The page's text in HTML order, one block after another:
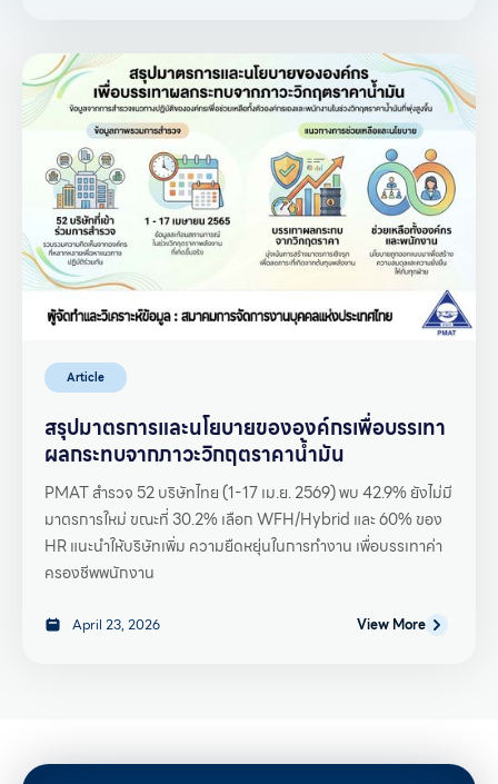
Article
สรุปมาตรการและนโยบายขององค์กรเพื่อบรรเทา
ผลกระทบจากภาวะวิกฤตราคาน้ำมัน
PMAT สำรวจ 52 บริษัทไทย (1-17 เม.ย. 2569) พบ 42.9% ยังไม่มี
มาตรการใหม่ ขณะที่ 30.2% เลือก WFH/Hybrid และ 60% ของ
HR แนะนำให้บริษัทเพิ่ม ความยืดหยุ่นในการทำงาน เพื่อบรรเทาค่า
ครองชีพพนักงาน
April 23, 2026 View More